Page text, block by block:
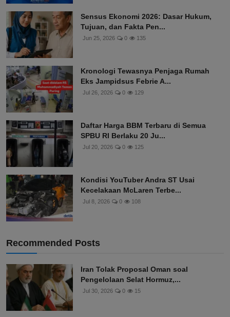
Sensus Ekonomi 2026: Dasar Hukum,
Tujuan, dan Fakta Pen...
Jun 25, 2026 0 135
Kronologi Tewasnya Penjaga Rumah
Eks Jampidsus Febrie A...
Jul 26, 2026 0 129
Daftar Harga BBM Terbaru di Semua
SPBU RI Berlaku 20 Ju...
Jul 20, 2026 0 125
Kondisi YouTuber Andra ST Usai
Kecelakaan McLaren Terbe...
Jul 8, 2026 0 108
Recommended Posts
Iran Tolak Proposal Oman soal
Pengelolaan Selat Hormuz,...
Jul 30, 2026 0 15